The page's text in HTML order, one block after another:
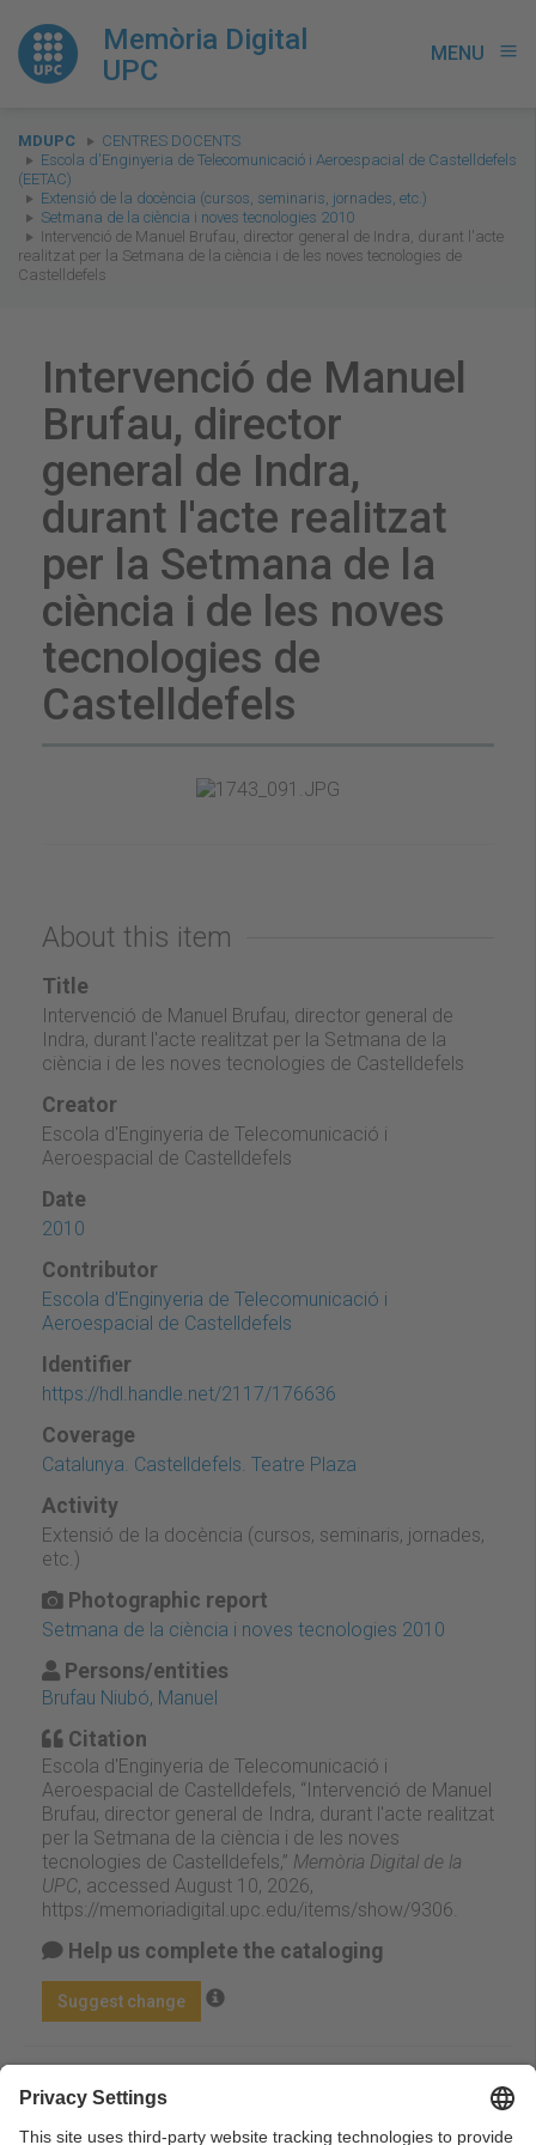
Memòria Digital
UPC
MENU menu
You
are
here:
MDUPC
CENTRES DOCENTS
Escola d'Enginyeria de Telecomunicació i Aeroespacial de Castelldefels
(EETAC)
Extensió de la docència (cursos, seminaris, jornades, etc.)
Setmana de la ciència i noves tecnologies 2010
Intervenció de Manuel Brufau, director general de Indra, durant l'acte
realitzat per la Setmana de la ciència i de les noves tecnologies de
Castelldefels
Intervenció de Manuel
Brufau, director
general de Indra,
durant l'acte realitzat
per la Setmana de la
ciència i de les noves
tecnologies de
Castelldefels
About this item
Title
Intervenció de Manuel Brufau, director general de
Indra, durant l'acte realitzat per la Setmana de la
ciència i de les noves tecnologies de Castelldefels
Creator
Escola d'Enginyeria de Telecomunicació i
Aeroespacial de Castelldefels
Date
2010
Contributor
Escola d'Enginyeria de Telecomunicació i
Aeroespacial de Castelldefels
Identifier
https://hdl.handle.net/2117/176636
Coverage
Catalunya. Castelldefels. Teatre Plaza
Activity
Extensió de la docència (cursos, seminaris, jornades,
etc.)
Photographic report
Setmana de la ciència i noves tecnologies 2010
Persons/entities
Brufau Niubó, Manuel
Citation
Escola d'Enginyeria de Telecomunicació i
Aeroespacial de Castelldefels, “Intervenció de Manuel
Brufau, director general de Indra, durant l'acte realitzat
per la Setmana de la ciència i de les noves
tecnologies de Castelldefels,” Memòria Digital de la
UPC, accessed August 10, 2026,
https://memoriadigital.upc.edu/items/show/9306
Help us complete the cataloging
Suggest change
Facebook